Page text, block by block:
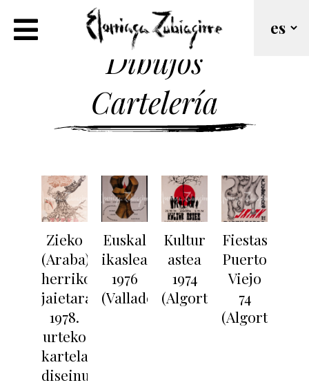
Dibujos
Cartelería
Zieko
(Araba)
herriko
jaietarako
1978.
urteko
kartelaren
diseinua
Euskal
ikasleak
1976
(Valladolid)
Kultur
astea
1974
(Algorta)
Fiestas
Puerto
Viejo
74
(Algorta)